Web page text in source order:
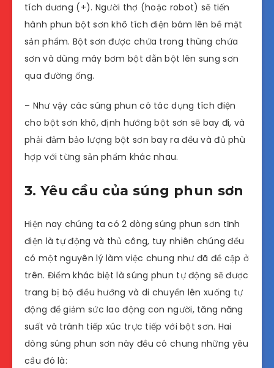
tích dương (+). Người thợ (hoặc robot) sẽ tiến
hành phun bột sơn khô tích điện bám lên bề mặt
sản phẩm. Bột sơn được chứa trong thùng chứa
sơn và dùng máy bơm bột dẫn bột lên sung sơn
qua đường ống.
– Như vậy các súng phun có tác dụng tích điện
cho bột sơn khô, định hướng bột sơn sẽ bay đi, và
phải đảm bảo lượng bột sơn bay ra đều và đủ phù
hợp với từng sản phẩm khác nhau.
3. Yêu cầu của súng phun sơn
Hiện nay chúng ta có 2 dòng súng phun sơn tĩnh
điện là tự động và thủ công, tuy nhiên chúng đều
có một nguyên lý làm việc chung như đã đề cập ở
trên. Điểm khác biệt là súng phun tự động sẽ được
trang bị bộ điều hướng và di chuyển lên xuống tự
động để giảm sức lao động con người, tăng năng
suất và tránh tiếp xúc trực tiếp với bột sơn. Hai
dòng súng phun sơn này đều có chung những yêu
cầu đó là: